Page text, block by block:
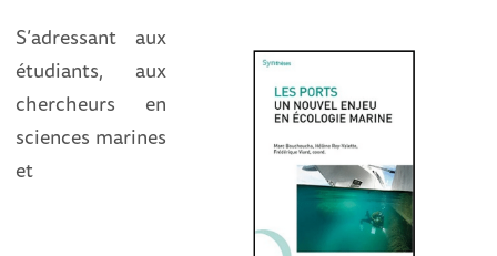
S’adressant aux
étudiants, aux
chercheurs en
sciences marines
et